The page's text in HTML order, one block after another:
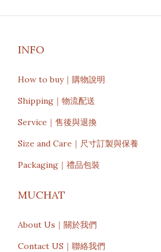
INFO
How to buy｜購物說明
Shipping｜物流配送
Service｜售後與退換
Size and Care｜尺寸訂製與保養
Packaging｜禮品包裝
MUCHAT
About Us｜關於我們
Contact US｜聯絡我們